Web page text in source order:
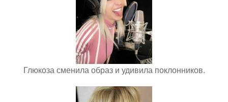
Глюкоза сменила образ и удивила поклонников.